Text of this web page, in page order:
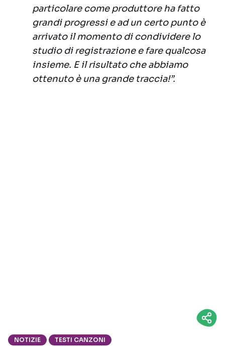
particolare come produttore ha fatto
grandi progressi e ad un certo punto è
arrivato il momento di condividere lo
studio di registrazione e fare qualcosa
insieme. E il risultato che abbiamo
ottenuto è una grande traccia!”.
NOTIZIE TESTI CANZONI